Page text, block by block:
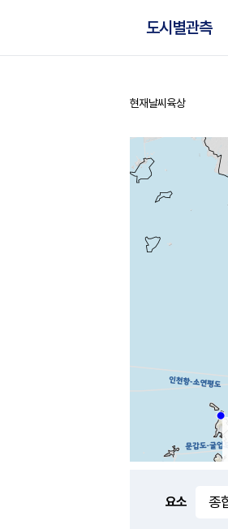
도시별관측
홈
현재날씨 육상
요소